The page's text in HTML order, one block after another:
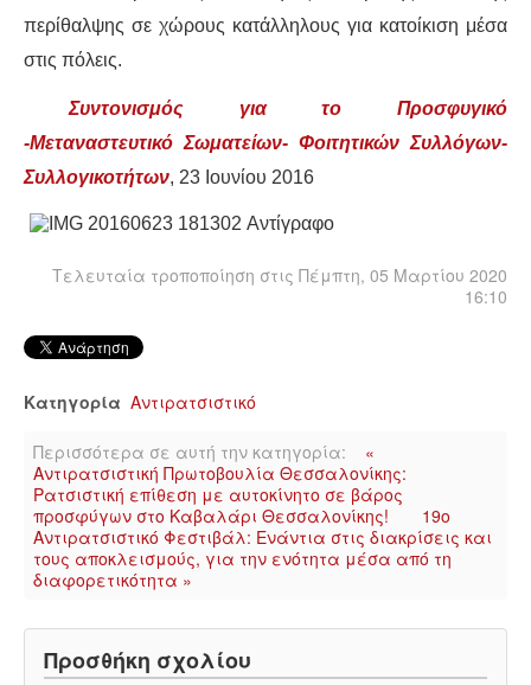
περίθαλψης σε χώρους κατάλληλους για κατοίκιση μέσα
στις πόλεις.
Συντονισμός για το Προσφυγικό
-Μεταναστευτικό Σωματείων- Φοιτητικών Συλλόγων-
Συλλογικοτήτων, 23 Ιουνίου 2016
Τελευταία τροποποίηση στις Πέμπτη, 05 Μαρτίου 2020
16:10
Κατηγορία Αντιρατσιστικό
Περισσότερα σε αυτή την κατηγορία:
«
Αντιρατσιστική Πρωτοβουλία Θεσσαλονίκης:
Ρατσιστική επίθεση με αυτοκίνητο σε βάρος
προσφύγων στο Καβαλάρι Θεσσαλονίκης!
19ο
Αντιρατσιστικό Φεστιβάλ: Ενάντια στις διακρίσεις και
τους αποκλεισμούς, για την ενότητα μέσα από τη
διαφορετικότητα »
Προσθήκη σχολίου